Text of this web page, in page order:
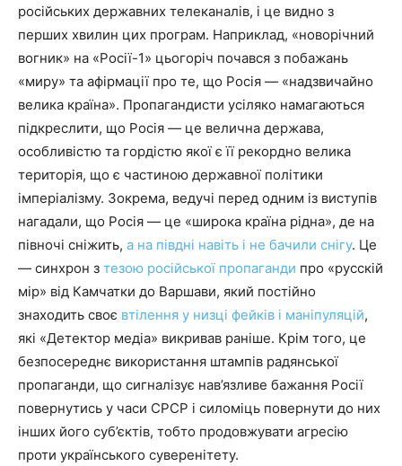
російських державних телеканалів, і це видно з
перших хвилин цих програм. Наприклад, «новорічний
вогник» на «Росії-1» цьогоріч почався з побажань
«миру» та афірмації про те, що Росія — «надзвичайно
велика країна». Пропагандисти усіляко намагаються
підкреслити, що Росія — це велична держава,
особливістю та гордістю якої є її рекордно велика
територія, що є частиною державної політики
імперіалізму. Зокрема, ведучі перед одним із виступів
нагадали, що Росія — це «широка країна рідна», де на
півночі сніжить, а на півдні навіть і не бачили снігу. Це
— синхрон з тезою російської пропаганди про «русскій
мір» від Камчатки до Варшави, який постійно
знаходить своє втілення у низці фейків і маніпуляцій,
які «Детектор медіа» викривав раніше. Крім того, це
безпосереднє використання штампів радянської
пропаганди, що сигналізує нав’язливе бажання Росії
повернутись у часи СРСР і силоміць повернути до них
інших його суб’єктів, тобто продовжувати агресію
проти українського суверенітету.